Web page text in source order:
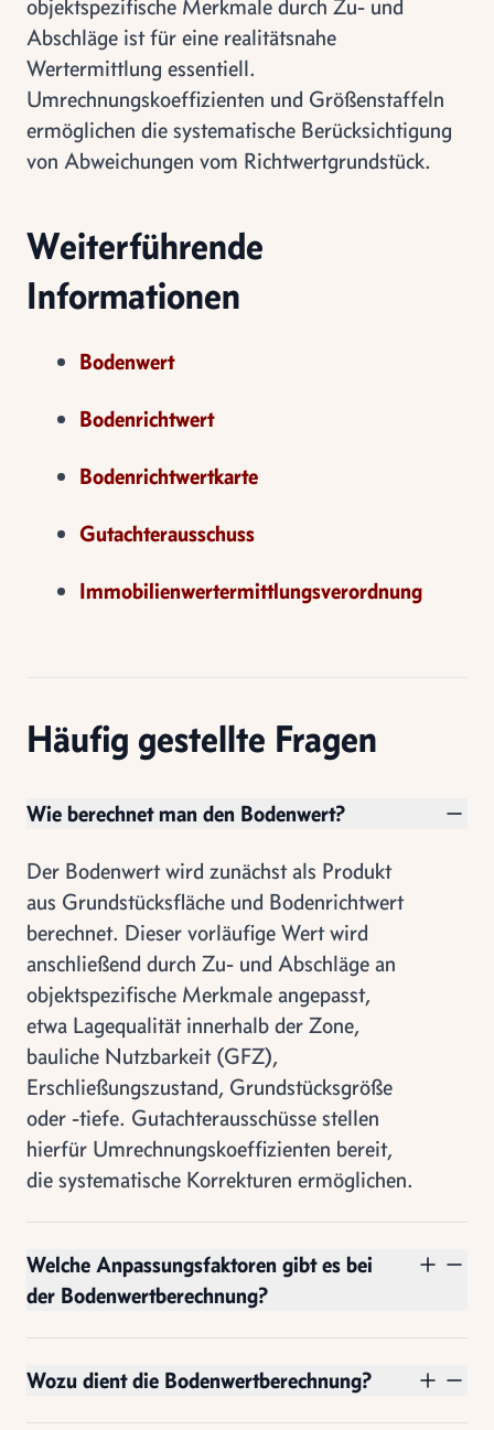
objektspezifische Merkmale durch Zu- und
Abschläge ist für eine realitätsnahe
Wertermittlung essentiell.
Umrechnungskoeffizienten und Größenstaffeln
ermöglichen die systematische Berücksichtigung
von Abweichungen vom Richtwertgrundstück.
Weiterführende
Informationen
Bodenwert
Bodenrichtwert
Bodenrichtwertkarte
Gutachterausschuss
Immobilienwertermittlungsverordnung
Häufig gestellte Fragen
Wie berechnet man den Bodenwert?
Der Bodenwert wird zunächst als Produkt
aus Grundstücksfläche und Bodenrichtwert
berechnet. Dieser vorläufige Wert wird
anschließend durch Zu- und Abschläge an
objektspezifische Merkmale angepasst,
etwa Lagequalität innerhalb der Zone,
bauliche Nutzbarkeit (GFZ),
Erschließungszustand, Grundstücksgröße
oder -tiefe. Gutachterausschüsse stellen
hierfür Umrechnungskoeffizienten bereit,
die systematische Korrekturen ermöglichen.
Welche Anpassungsfaktoren gibt es bei
der Bodenwertberechnung?
Wozu dient die Bodenwertberechnung?